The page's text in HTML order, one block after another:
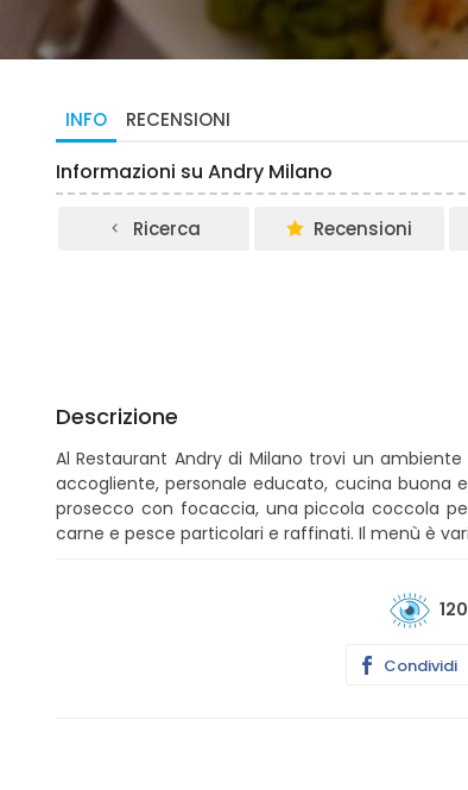
INFO RECENSIONI
Informazioni su Andry Milano
Ricerca Recensioni
Descrizione
Al Restaurant Andry di Milano trovi un
accogliente, personale educato, cucina buona
prosecco con focaccia, una piccola coccola
carne e pesce particolari e raffinati. Il menù è
Condividi